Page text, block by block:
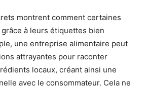
montrent comment certaines
à leurs étiquettes bien
une entreprise alimentaire peut
attrayantes pour raconter
locaux, créant ainsi une
avec le consommateur. Cela ne